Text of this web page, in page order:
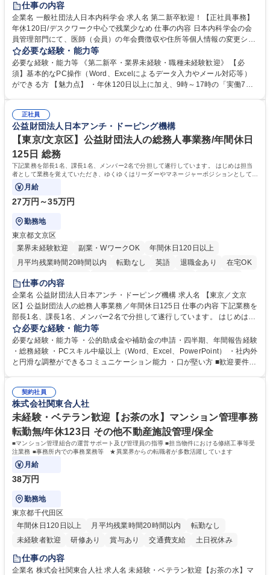
仕事の内容
企業名 一般社団法人日本内科学会 求人名 第二新卒歓迎！【正社員事務】
年休120日/デスクワーク中心で残業少なめ 仕事の内容 日本内科学会の会
員管理部門にて、医師（会員）の年会費徴収や住所等個人情報の変更シス
テム入力、電話・FAX対応をお任せします。将来的には、各種委員会の運
営事務局業務などにも幅広く携わっていただきます。 【会員管理・データ
入力業務】 ・医師（会員）の住所変更、個人情報のシステム登録・更新
・年会費の徴収管理や入金データの照合確認 【問い合わせ対応】 ・会員
年休120日/デスクワーク中心で残業少なめ
必要な経験・能力等
必要な経験・能力等 《第二新卒・業界未経験・職種未経験歓迎》 【必
須】基本的なPC操作（Word、Excelによるデータ入力やメール対応等）
ができる方 【魅力点】 ・年休120日以上に加え、9時～17時の「実働7時
整、資料作成、当日の運営サポート 学歴・資格 学歴：大学院 大学 語学
力： 資格：
正社員
公益財団法人日本アンチ・ドーピング機構
【東京/文京区】公益財団法人の総務人事業務/年間休日
125日 総務
下記業務を部長1名、課長1名、メンバー2名で分担して遂行しています。 はじめは担当
者として業務を覚えていただき、ゆくゆくはリーダーやマネージャーポジションとして活
躍いただくことを期待しています。
月給
27万円～35万円
勤務地
東京都文京区
業界未経験歓迎
副業・WワークOK
年間休日120日以上
月平均残業時間20時間以内
転勤なし 英語 退職金あり
在宅OK
賞与あり
育休あり
食事補助あり
仕事の内容
企業名 公益財団法人日本アンチ・ドーピング機構 求人名 【東京／文京
区】公益財団法人の総務人事業務／年間休日125日 仕事の内容 下記業務を
部長1名、課長1名、メンバー2名で分担して遂行しています。 はじめは担
当者として業務を覚えていただき、ゆくゆくはリーダーやマネージャーポ
ジションとして活躍いただくことを期待しています。 【総務・人事グルー
プの業務内容】 ・人事制度関連 ・採用活動 ・教育研修の企画、実行 ・勤
怠管理 ・官公庁への各種提出 ・法定の会議運営（評議員会、理事会） ・
管理 ・福利厚生関連 ・職員からの問合せ、相談対応 ・その他日常の総務
業務全般 募集職種 【東京／文京区】公益財団法人の総務人事業務／年間
休日125日
必要な経験・能力等
必要な経験・能力等 ・公的助成金や補助金の申請・四半期、年間報告経験
・総務経験 ・PCスキル中級以上（Word、Excel、PowerPoint） ・社内外
と円滑な調整ができるコミュニケーション能力 ・口が堅い方 ■歓迎要件
契約社員
株式会社関東合人社
未経験・ベテラン歓迎【お茶の水】マンション管理事務
転勤無/年休123日 その他不動産施設管理/保全
■マンション管理組合の運営サポート及び管理員の指導 ■担当物件における修繕工事等受
注業務 ■事務所内での事務業務等 ★異業界からの転職者が多数活躍しています
月給
38万円
勤務地
東京都千代田区
年間休日120日以上
月平均残業時間20時間以内
転勤なし
未経験者歓迎
研修あり 賞与あり 交通費支給 土日祝休み
仕事の内容
企業名 株式会社関東合人社 求人名 未経験・ベテラン歓迎【お茶の水】マ